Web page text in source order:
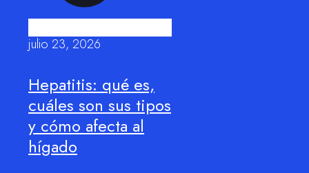
julio 23, 2026
Hepatitis: qué es,
cuáles son sus tipos
y cómo afecta al
hígado